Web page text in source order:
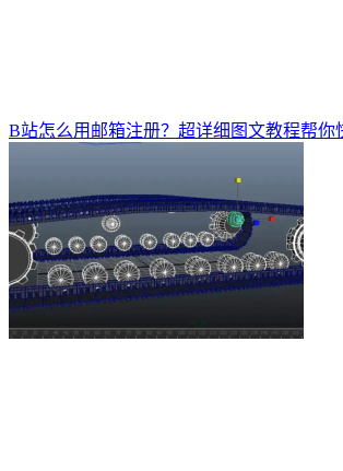
B站怎么用邮箱注册？超详细图文教程帮你